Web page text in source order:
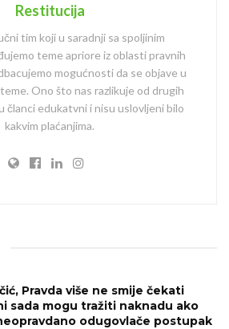
Restitucija
tim koji u saradnji sa spoljinim
teme apriore iz oblasti pravnih
mogućnosti da se objave u
Ono što nas razlikuje od drugih
članci edukatvni i nisu uslovljeni bilo
kakvim plaćanjima.
Pravda više ne smije čekati
sada mogu tražiti naknadu ako
odugovlače postupak